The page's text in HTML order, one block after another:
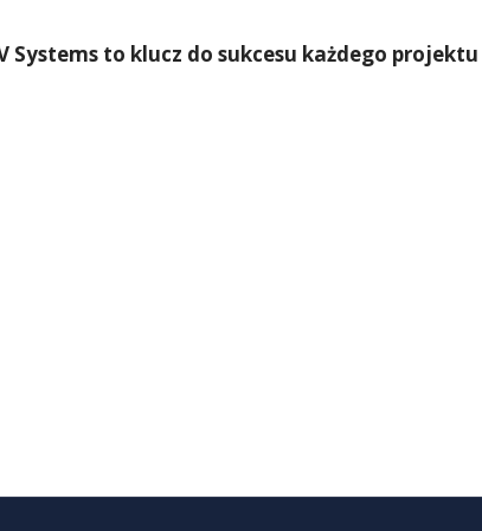
to klucz do sukcesu każdego projektu
Systems dla Agri-PV